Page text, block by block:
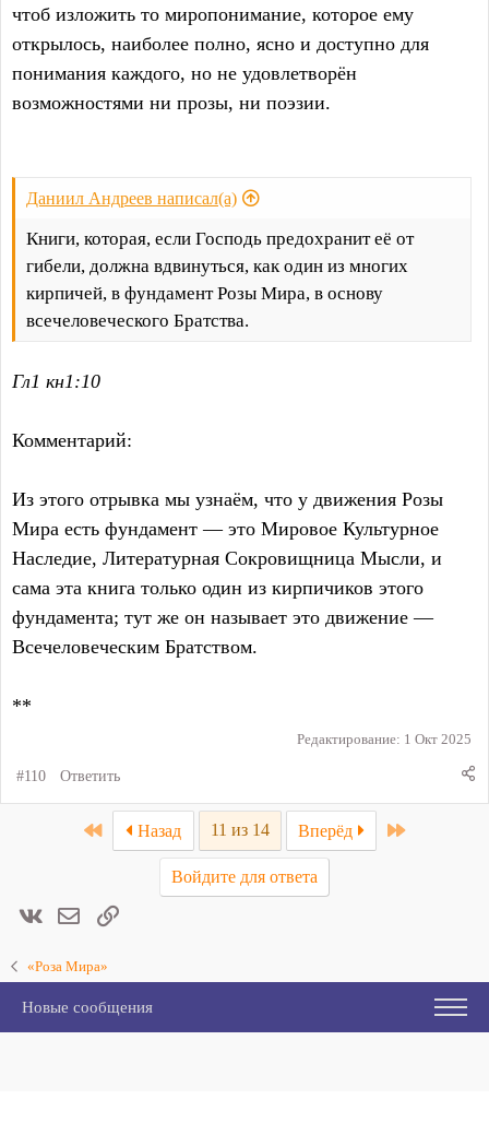
чтоб изложить то миропонимание, которое ему
открылось, наиболее полно, ясно и доступно для
понимания каждого, но не удовлетворён
возможностями ни прозы, ни поэзии.
Даниил Андреев написал(а)
Книги, которая, если Господь предохранит её от
гибели, должна вдвинуться, как один из многих
кирпичей, в фундамент Розы Мира, в основу
всечеловеческого Братства.
Гл1 кн1:10
Комментарий:
Из этого отрывка мы узнаём, что у движения Розы
Мира есть фундамент — это Мировое Культурное
Наследие, Литературная Сокровищница Мысли, и
сама эта книга только один из кирпичиков этого
фундамента; тут же он называет это движение —
Всечеловеческим Братством.
**
Редактирование: 1 Окт 2025
#110 Ответить
First Назад 11 из 14 Вперёд Last
Войдите для ответа
ВконтактеЭлектронная почта
Ссылка
«Роза Мира»
Новые сообщения